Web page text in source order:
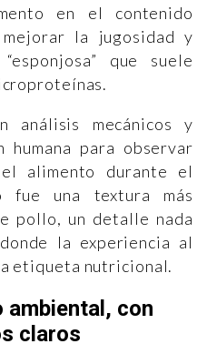
en el contenido
la jugosidad y
que suele
análisis mecánicos y
humana para observar
alimento durante el
fue una textura más
pollo, un detalle nada
la experiencia al
etiqueta nutricional.
ambiental, con
claros